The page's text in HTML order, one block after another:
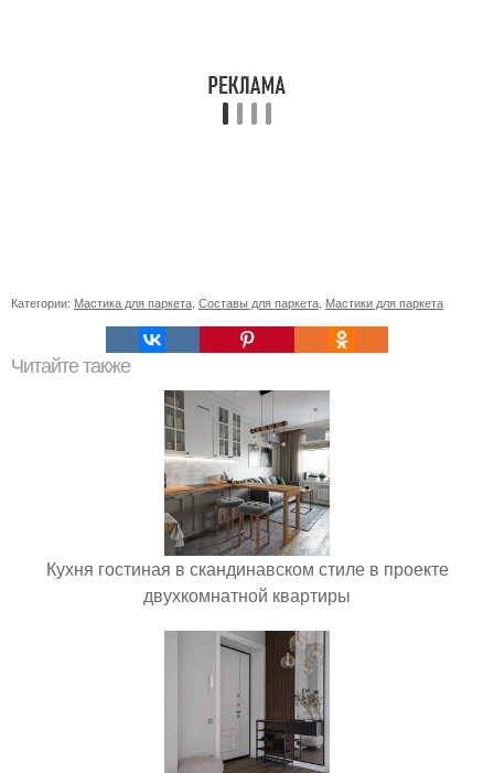
Категории: Мастика для паркета Составы для паркета Мастики для паркета
Читайте также
Кухня гостиная в скандинавском стиле в проекте
двухкомнатной квартиры